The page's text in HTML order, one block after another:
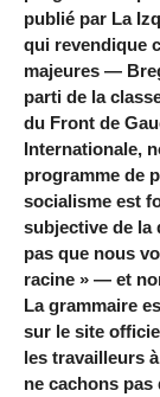
publié par La
qui revendique
majeures —
parti de la
du Front de
Internationale,
programme de
socialisme est
subjective de la
pas que nous
racine » — et
La grammaire
sur le site
les travailleurs
ne cachons